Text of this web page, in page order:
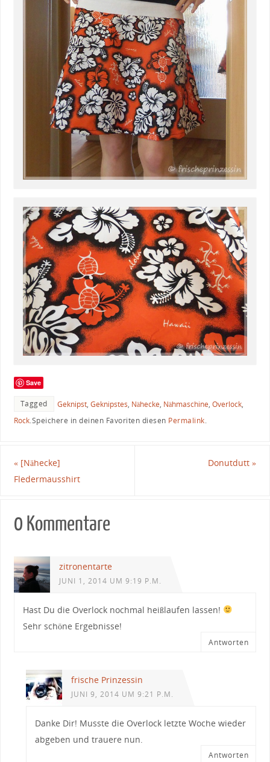
Save
Tagged Geknipst, Geknipstes, Nähecke, Nähmaschine, Overlock,
Rock.Speichere in deinen Favoriten diesen Permalink.
«[Nähecke]
Fledermausshirt
Donutdutt»
0 Kommentare
zitronentarte
JUNI 1, 2014 UM 9:19 P.M.
Hast Du die Overlock nochmal heißlaufen lassen!
Sehr schöne Ergebnisse!
Antworten
frische Prinzessin
JUNI 9, 2014 UM 9:21 P.M.
Danke Dir! Musste die Overlock letzte Woche wieder
abgeben und trauere nun.
Antworten